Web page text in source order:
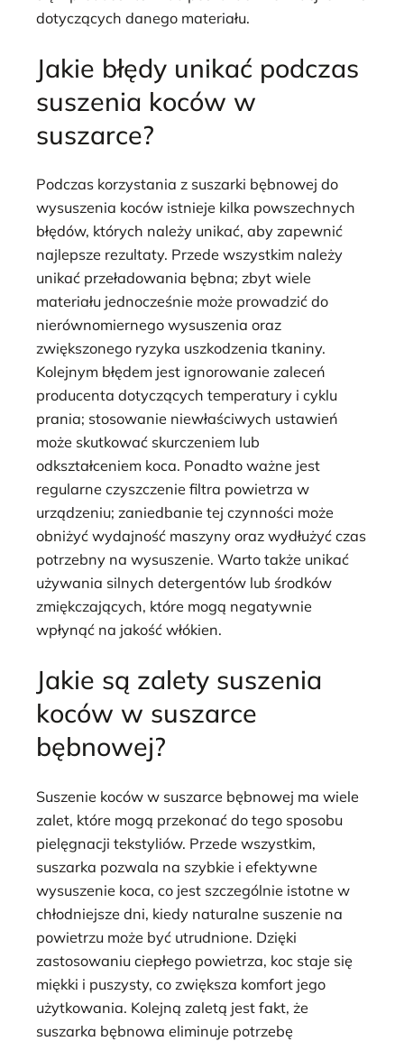
dotyczących danego materiału.
Jakie błędy unikać podczas
suszenia koców w
suszarce?
Podczas korzystania z suszarki bębnowej do
wysuszenia koców istnieje kilka powszechnych
błędów, których należy unikać, aby zapewnić
najlepsze rezultaty. Przede wszystkim należy
unikać przeładowania bębna; zbyt wiele
materiału jednocześnie może prowadzić do
nierównomiernego wysuszenia oraz
zwiększonego ryzyka uszkodzenia tkaniny.
Kolejnym błędem jest ignorowanie zaleceń
producenta dotyczących temperatury i cyklu
prania; stosowanie niewłaściwych ustawień
może skutkować skurczeniem lub
odkształceniem koca. Ponadto ważne jest
regularne czyszczenie filtra powietrza w
urządzeniu; zaniedbanie tej czynności może
obniżyć wydajność maszyny oraz wydłużyć czas
potrzebny na wysuszenie. Warto także unikać
używania silnych detergentów lub środków
zmiękczających, które mogą negatywnie
wpłynąć na jakość włókien.
Jakie są zalety suszenia
koców w suszarce
bębnowej?
Suszenie koców w suszarce bębnowej ma wiele
zalet, które mogą przekonać do tego sposobu
pielęgnacji tekstyliów. Przede wszystkim,
suszarka pozwala na szybkie i efektywne
wysuszenie koca, co jest szczególnie istotne w
chłodniejsze dni, kiedy naturalne suszenie na
powietrzu może być utrudnione. Dzięki
zastosowaniu ciepłego powietrza, koc staje się
miękki i puszysty, co zwiększa komfort jego
użytkowania. Kolejną zaletą jest fakt, że
suszarka bębnowa eliminuje potrzebę